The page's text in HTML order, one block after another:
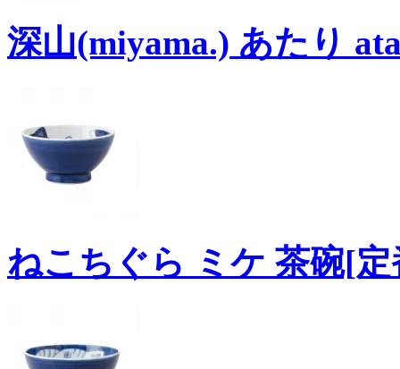
深山(miyama.) あたり
ねこちぐら ミケ 茶碗[